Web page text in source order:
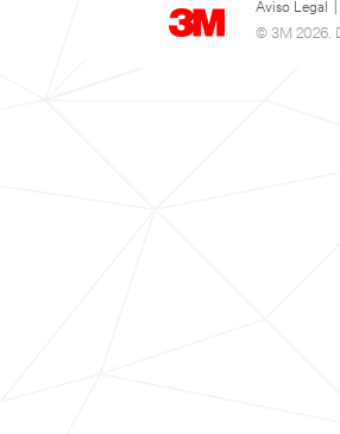
Aviso Legal
© 3M 2026.